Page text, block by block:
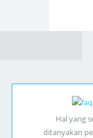
Hal yang
ditanyakan